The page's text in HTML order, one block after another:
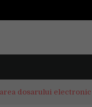
dosarului electronic